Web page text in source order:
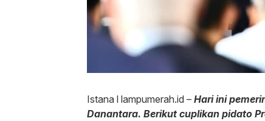
Istana l lampumerah.id – Hari ini
Danantara. Berikut cuplikan pidato